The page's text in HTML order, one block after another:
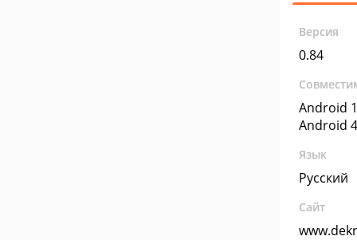
Версия
0.84
Android
Android
Язык
Русский
Сайт